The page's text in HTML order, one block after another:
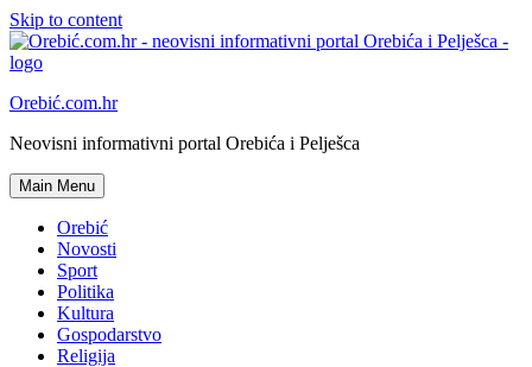
Skip to content
Orebić.com.hr
Neovisni informativni portal Orebića i Pelješca
Main Menu
Orebić
Novosti
Sport
Politika
Kultura
Gospodarstvo
Religija